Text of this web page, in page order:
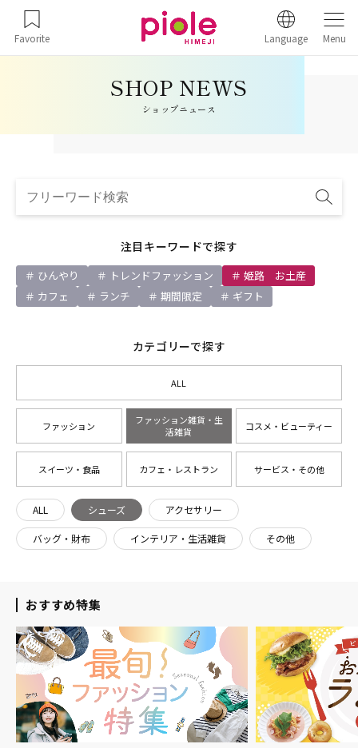
Favorite Language Menu
ショップニュース
注目キーワードで探す
ひんやり トレンドファッション
姫路 お土産
カフェ
ランチ 期間限定 ギフト
カテゴリーで探す
ALL
ファッション
ファッション雑貨・生
活雑貨
コスメ・ビューティー
スイーツ・食品 カフェ・レストラン サービス・その他
ALL シューズ アクセサリー
バッグ・財布 インテリア・生活雑貨 その他
おすすめ特集